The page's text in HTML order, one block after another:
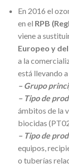
En 2016 el
en el RPB
viene a
Europeo y
a la
está llevando
– Grupo
– Tipo de
ámbitos de la
biocidas
– Tipo de
equipos,
o tuberías